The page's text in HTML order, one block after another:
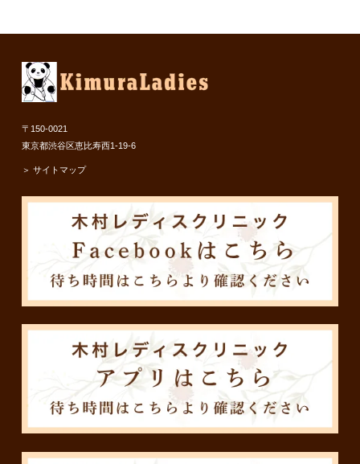
〒150-0021
東京都渋谷区恵比寿西1-19-6
＞ サイトマップ